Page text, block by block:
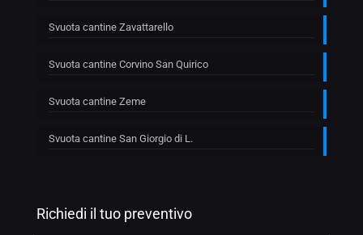
Svuota cantine Zavattarello
Svuota cantine Corvino San Quirico
Svuota cantine Zeme
Svuota cantine San Giorgio di L.
Richiedi il tuo preventivo